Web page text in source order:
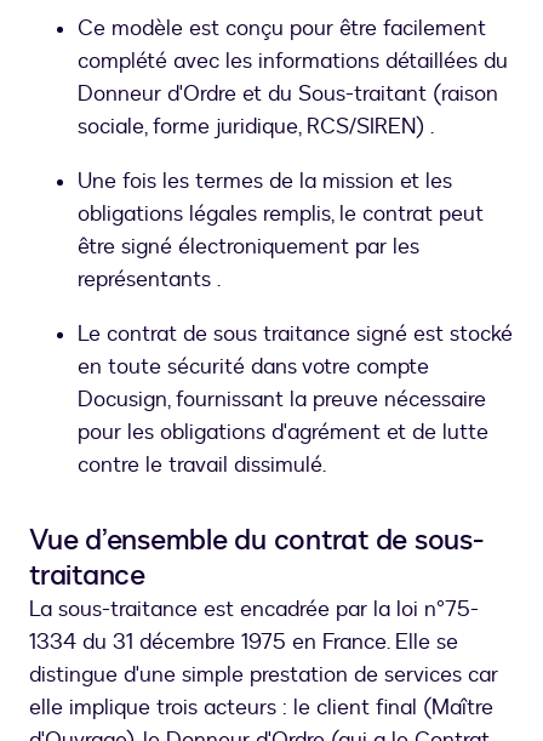
Ce modèle est conçu pour être facilement
complété avec les informations détaillées du
Donneur d'Ordre et du Sous-traitant (raison
sociale, forme juridique, RCS/SIREN) .
Une fois les termes de la mission et les
obligations légales remplis, le contrat peut
être signé électroniquement par les
représentants .
Le contrat de sous traitance signé est stocké
en toute sécurité dans votre compte
Docusign, fournissant la preuve nécessaire
pour les obligations d'agrément et de lutte
contre le travail dissimulé.
Vue d’ensemble du contrat de sous-
traitance
La sous-traitance est encadrée par la loi n°75-
1334 du 31 décembre 1975 en France. Elle se
distingue d'une simple prestation de services car
elle implique trois acteurs : le client final (Maître